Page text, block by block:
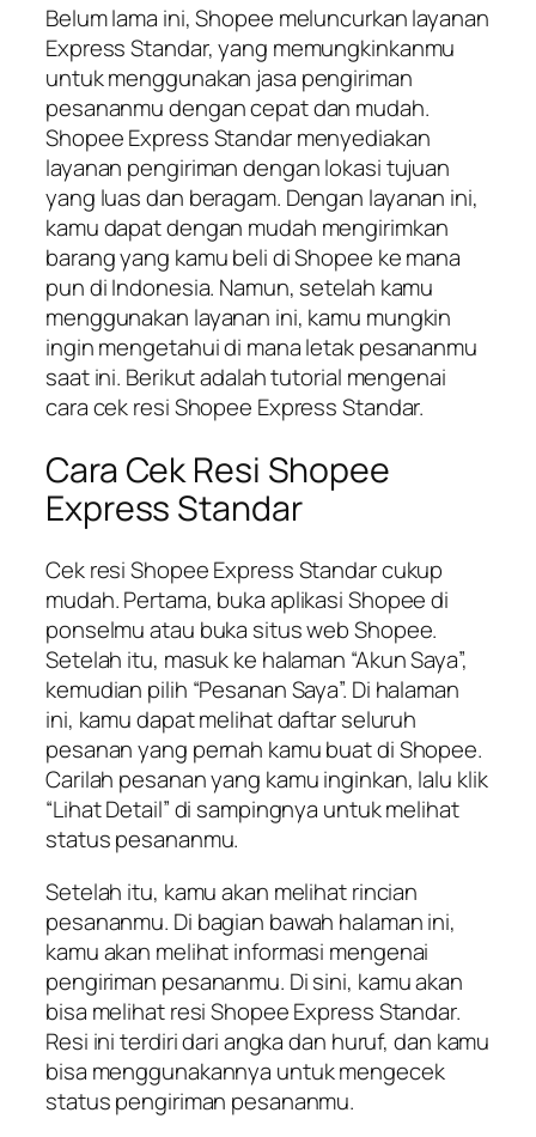
Belum lama ini, Shopee meluncurkan layanan
Express Standar, yang memungkinkanmu
untuk menggunakan jasa pengiriman
pesananmu dengan cepat dan mudah.
Shopee Express Standar menyediakan
layanan pengiriman dengan lokasi tujuan
yang luas dan beragam. Dengan layanan ini,
kamu dapat dengan mudah mengirimkan
barang yang kamu beli di Shopee ke mana
pun di Indonesia. Namun, setelah kamu
menggunakan layanan ini, kamu mungkin
ingin mengetahui di mana letak pesananmu
saat ini. Berikut adalah tutorial mengenai
cara cek resi Shopee Express Standar.
Cara Cek Resi Shopee
Express Standar
Cek resi Shopee Express Standar cukup
mudah. Pertama, buka aplikasi Shopee di
ponselmu atau buka situs web Shopee.
Setelah itu, masuk ke halaman “Akun Saya”,
kemudian pilih “Pesanan Saya”. Di halaman
ini, kamu dapat melihat daftar seluruh
pesanan yang pernah kamu buat di Shopee.
Carilah pesanan yang kamu inginkan, lalu klik
“Lihat Detail” di sampingnya untuk melihat
status pesananmu.
Setelah itu, kamu akan melihat rincian
pesananmu. Di bagian bawah halaman ini,
kamu akan melihat informasi mengenai
pengiriman pesananmu. Di sini, kamu akan
bisa melihat resi Shopee Express Standar.
Resi ini terdiri dari angka dan huruf, dan kamu
bisa menggunakannya untuk mengecek
status pengiriman pesananmu.